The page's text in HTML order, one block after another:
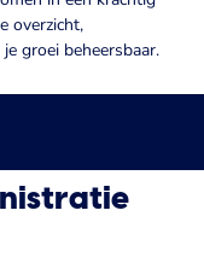
overzicht,
groei beheersbaar.